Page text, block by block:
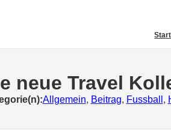
neue Travel
Allgemein, Beitrag, Fussball ,